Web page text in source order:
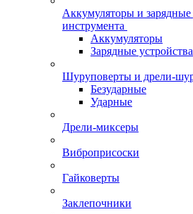
Аккумуляторы и зарядные
инструмента
Аккумуляторы
Зарядные устройства
Шуруповерты и дрели-
Безударные
Ударные
Дрели-миксеры
Виброприсоски
Гайковерты
Заклепочники